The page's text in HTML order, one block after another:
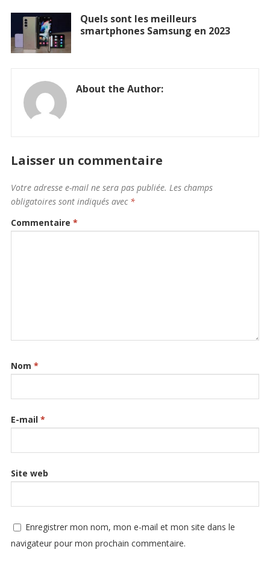
Quels sont les meilleurs
smartphones Samsung en 2023
About the Author:
Laisser un commentaire
Votre adresse e-mail ne sera pas publiée. Les champs
obligatoires sont indiqués avec *
Commentaire *
Nom *
E-mail *
Site web
Enregistrer mon nom, mon e-mail et mon site dans le
navigateur pour mon prochain commentaire.